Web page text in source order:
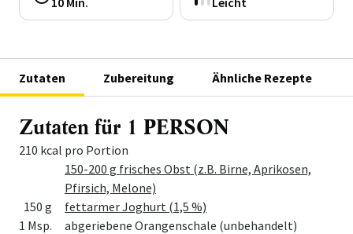
Zutaten Zubereitung Ähnliche Rezepte
Zutaten für 1 PERSON
210 kcal pro Portion
Zutat
150-200 g frisches Obst (z.B. Birne, Aprikosen,
Pfirsich, Melone)
150 g
fettarmer Joghurt (1,5 %)
1 Msp.
abgeriebene Orangenschale (unbehandelt)